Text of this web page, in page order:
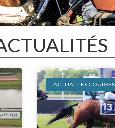
ACTUALITÉS COURSES